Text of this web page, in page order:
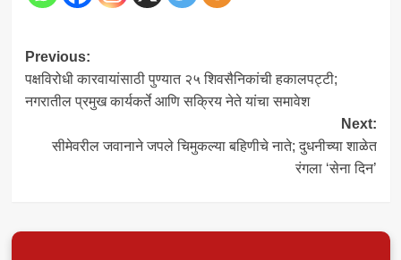
Post
navigation
Previous:
पक्षविरोधी कारवायांसाठी पुण्यात २५ शिवसैनिकांची हकालपट्टी;
नगरातील प्रमुख कार्यकर्ते आणि सक्रिय नेते यांचा समावेश
Next:
सीमेवरील जवानाने जपले चिमुकल्या बहिणीचे नाते; दुधनीच्या शाळेत
रंगला ‘सेना दिन’